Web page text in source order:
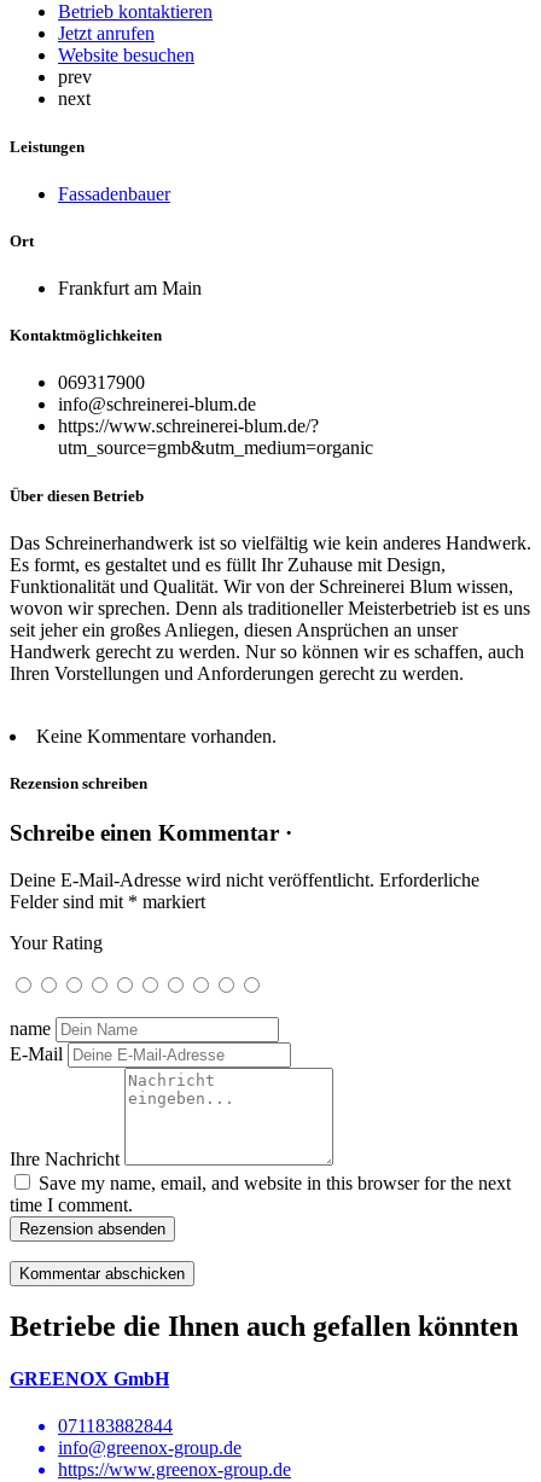
Betrieb kontaktieren
Jetzt anrufen
Website besuchen
prev
next
Leistungen
Fassadenbauer
Ort
Frankfurt am Main
Kontaktmöglichkeiten
069317900
info@schreinerei-blum.de
https://www.schreinerei-blum.de/?
utm_source=gmb&utm_medium=organic
Über diesen Betrieb
Das Schreinerhandwerk ist so vielfältig wie kein anderes Handwerk.
Es formt, es gestaltet und es füllt Ihr Zuhause mit Design,
Funktionalität und Qualität. Wir von der Schreinerei Blum wissen,
wovon wir sprechen. Denn als traditioneller Meisterbetrieb ist es uns
seit jeher ein großes Anliegen, diesen Ansprüchen an unser
Handwerk gerecht zu werden. Nur so können wir es schaffen, auch
Ihren Vorstellungen und Anforderungen gerecht zu werden.
Keine Kommentare vorhanden.
Rezension schreiben
Schreibe einen Kommentar ·
Deine E-Mail-Adresse wird nicht veröffentlicht. Erforderliche
Felder sind mit * markiert
Your Rating
name
E-Mail
Ihre Nachricht
Save my name, email, and website in this browser for the next
time I comment.
Rezension absenden
Betriebe die Ihnen auch gefallen könnten
GREENOX GmbH
071183882844
info@greenox-group.de
https://www.greenox-group.de